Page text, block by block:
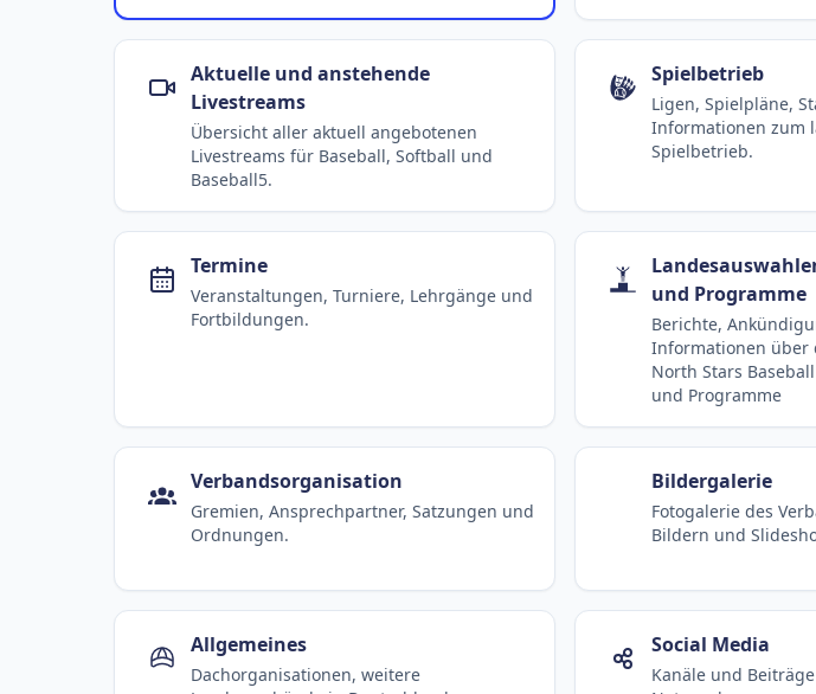
Aktuelle und anstehende
Livestreams
Übersicht aller aktuell angebotenen
Livestreams für Baseball, Softball und
Baseball5.
Spielbetrieb
Ligen, Spielpläne,
Informationen zum
Spielbetrieb.
Termine
Veranstaltungen, Turniere, Lehrgänge und
Fortbildungen.
und Programme
Berichte,
Informationen über
North Stars
und Programme
Verbandsorganisation
Gremien, Ansprechpartner, Satzungen und
Ordnungen.
Bildergalerie
Fotogalerie des
Bildern und
Allgemeines
Dachorganisationen, weitere
Social Media
Kanäle und